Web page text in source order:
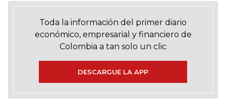
Toda la información del primer diario
económico, empresarial y financiero de
Colombia a tan solo un clic
DESCARGUE LA APP